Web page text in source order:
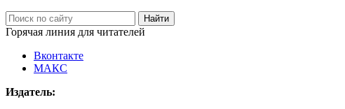
Горячая линия для читателей
Вконтакте
МАКС
Издатель: